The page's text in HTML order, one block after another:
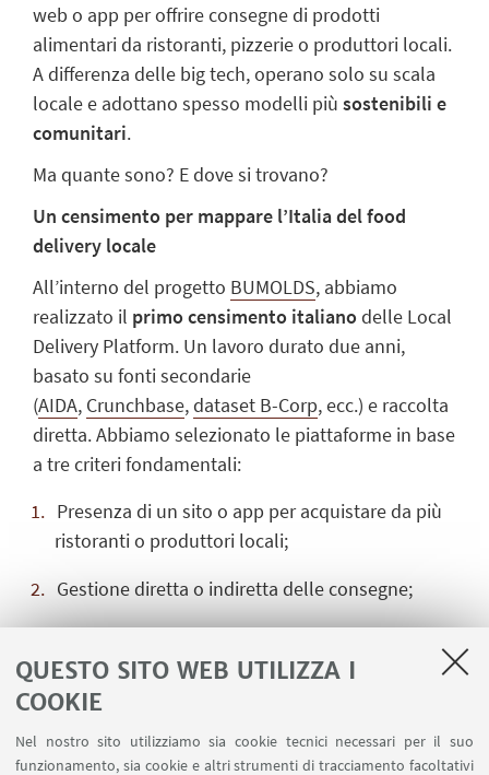
QUESTO SITO WEB UTILIZZA I
COOKIE
Nel nostro sito utilizziamo sia cookie tecnici necessari per il suo
funzionamento, sia cookie e altri strumenti di tracciamento facoltativi
web o app per offrire consegne di prodotti
alimentari da ristoranti, pizzerie o produttori locali.
A differenza delle big tech, operano solo su scala
locale e adottano spesso modelli più sostenibili e
comunitari.
Ma quante sono? E dove si trovano?
Un censimento per mappare l’Italia del food
delivery locale
All’interno del progetto BUMOLDS, abbiamo
realizzato il primo censimento italianodelle Local
Delivery Platform. Un lavoro durato due anni,
basato su fonti secondarie
(AIDA, Crunchbase,dataset B-Corp, ecc.) e raccolta
diretta. Abbiamo selezionato le piattaforme in base
a tre criteri fondamentali:
Presenza di un sito o app per acquistare da più
ristoranti o produttori locali;
Gestione diretta o indiretta delle consegne;
0 e alle filiere corte.
Il risultato?
Bolzano a Bologna, da Torino a Corigliano. Offrono